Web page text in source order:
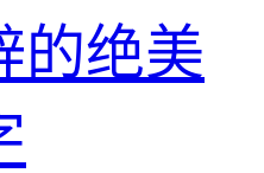
的绝美